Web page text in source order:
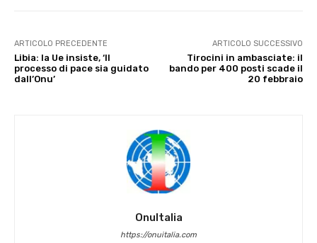
ARTICOLO PRECEDENTE
Libia: la Ue insiste, ‘Il
processo di pace sia guidato
dall’Onu’
ARTICOLO SUCCESSIVO
Tirocini in ambasciate: il
bando per 400 posti scade il
20 febbraio
OnuItalia
https://onuitalia.com